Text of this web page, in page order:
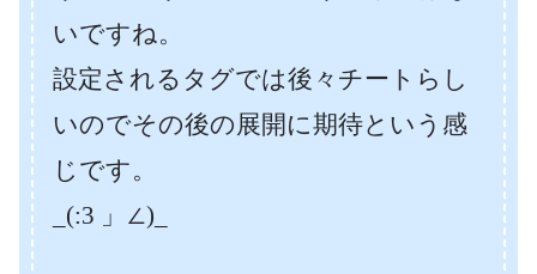
いですね。
設定されるタグでは後々チートらし
いのでその後の展開に期待という感
じです。
_(:3 」∠)_